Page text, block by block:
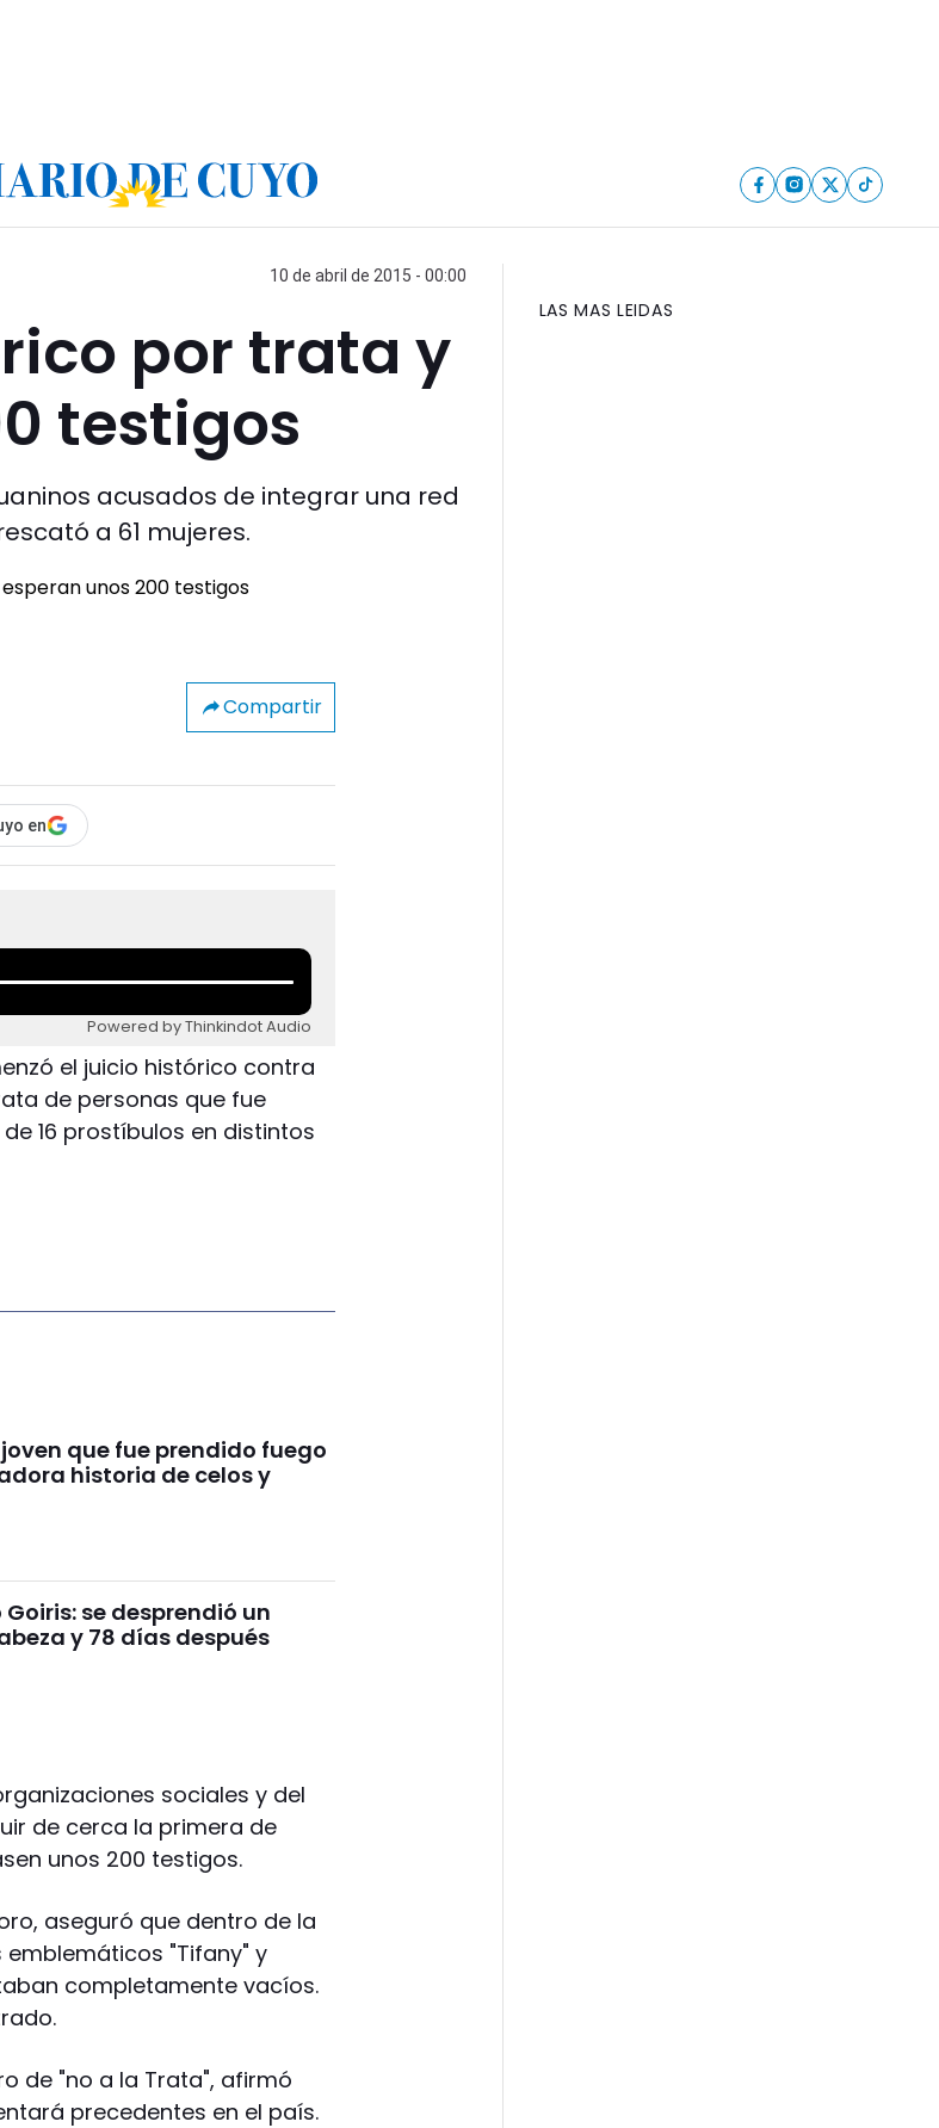
10 de abril de 2015 - 00:00
por trata y
testigos
acusados de integrar una red
a 61 mujeres.
Compartir
en
Powered by Thinkindot Audio
el juicio histórico contra
de personas que fue
16 prostíbulos en distintos
que fue prendido fuego
historia de celos y
se desprendió un
y 78 días después
sociales y del
de cerca la primera de
unos 200 testigos.
aseguró que dentro de la
"Tifany" y
completamente vacíos.
de "no a la Trata", afirmó
precedentes en el país.
LAS MAS LEIDAS